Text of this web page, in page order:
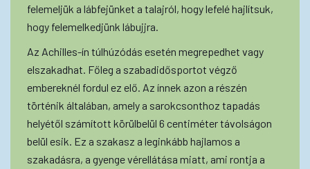
felemeljük a lábfejünket a talajról, hogy lefelé hajlítsuk,
hogy felemelkedjünk lábujjra.
Az Achilles-ín túlhúzódás esetén megrepedhet vagy
elszakadhat. Főleg a szabadidősportot végző
embereknél fordul ez elő. Az ínnek azon a részén
történik általában, amely a sarokcsonthoz tapadás
helyétől számított körülbelül 6 centiméter távolságon
belül esik. Ez a szakasz a leginkább hajlamos a
szakadásra, a gyenge vérellátása miatt, ami rontja a